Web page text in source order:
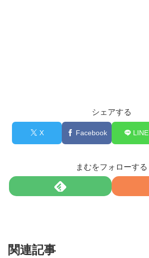
シェアする
X Facebook LINE
まむをフォローする
関連記事